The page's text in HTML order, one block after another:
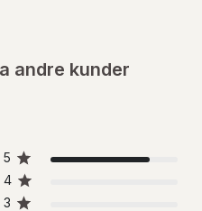
andre kunder
5
4
3